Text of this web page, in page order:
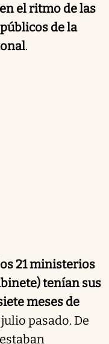
el ritmo de las
de la
.
21 ministerios
tenían sus
meses de
julio pasado. De